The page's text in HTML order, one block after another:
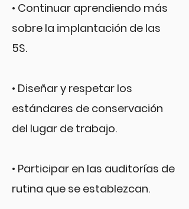
• Continuar aprendiendo más
sobre la implantación de las
5S.
• Diseñar y respetar los
estándares de conservación
del lugar de trabajo.
• Participar en las auditorías de
rutina que se establezcan.